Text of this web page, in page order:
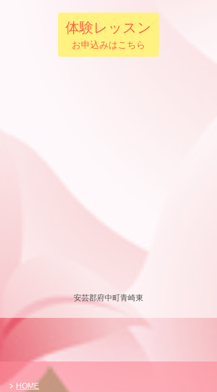
体験レッスン
お申込みはこちら
安芸郡府中町青崎東
HOME